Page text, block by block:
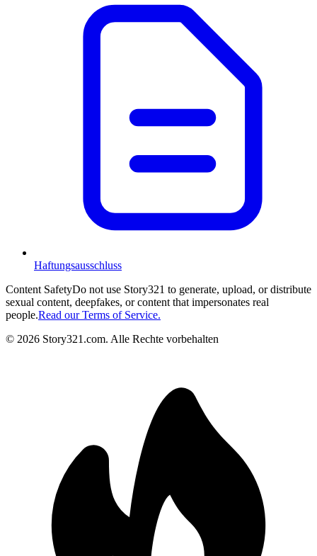
Haftungsausschluss
Content SafetyDo not use Story321 to generate, upload, or distribute
sexual content, deepfakes, or content that impersonates real
people.Read our Terms of Service.
© 2026 Story321.com. Alle Rechte vorbehalten